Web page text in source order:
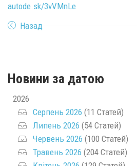
autode.sk/3vVMnLe
Назад
Новини за датою
2026
Серпень 2026 (11 Статей)
Липень 2026 (54 Статей)
Червень 2026 (100 Статей)
Травень 2026 (204 Статей)